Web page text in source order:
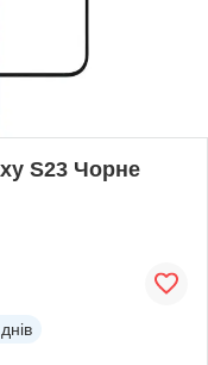
S23 Чорне